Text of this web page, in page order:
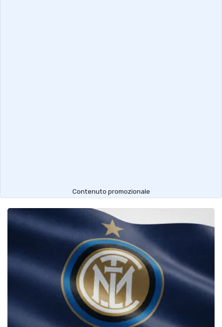
Contenuto promozionale